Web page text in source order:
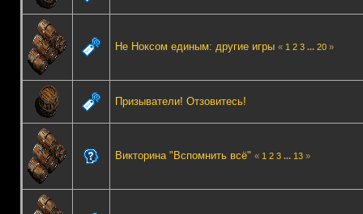
Не Ноксом единым: другие игры « 1 2 3 ... 20»
Призыватели! Отзовитесь!
Викторина "Вспомнить всё" « 1 2 3 ... 13»